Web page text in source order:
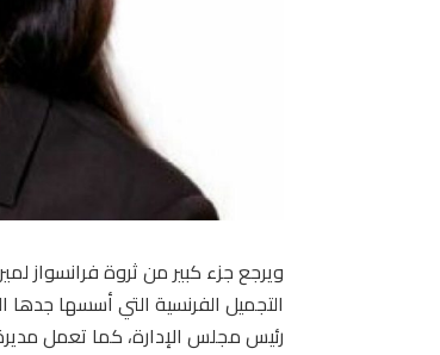
رئيس مجلس الإدارة، كما تعمل مديرة